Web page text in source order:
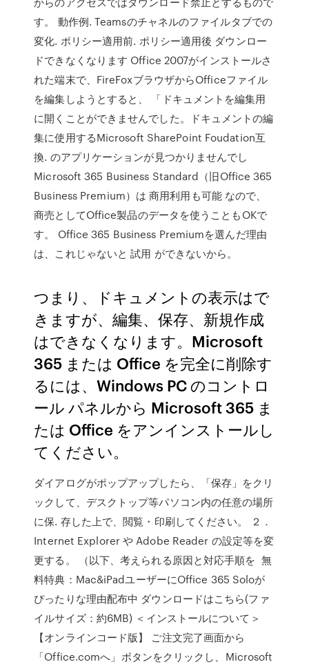
す。 動作例. Teamsのチャネルのファイルタブでの
変化. ポリシー適用前. ポリシー適用後 ダウンロー
ドできなくなります Office 2007がインストールさ
れた端末で、FireFoxブラウザからOfficeファイル
を編集しようとすると、 「ドキュメントを編集用
に開くことができませんでした。ドキュメントの編
集に使用するMicrosoft SharePoint Foudation互
換. のアプリケーションが見つかりませんでし
Microsoft 365 Business Standard（旧Office 365
Business Premium）は 商用利用も可能 なので、
商売としてOffice製品のデータを使うこともOKで
す。 Office 365 Business Premiumを選んだ理由
は、これじゃないと 試用 ができないから。
つまり、ドキュメントの表示はで
きますが、編集、保存、新規作成
はできなくなります。Microsoft
365 または Office を完全に削除す
るには、Windows PC のコントロ
ール パネルから Microsoft 365 ま
たは Office をアンインストールし
てください。
ダイアログがポップアップしたら、「保存」をクリ
ックして、デスクトップ等パソコン内の任意の場所
に保. 存した上で、閲覧・印刷してください。 ２．
Internet Explorer や Adobe Reader の設定等を変
更する。 （以下、考えられる原因と対応手順を 無
料特典：Mac&iPadユーザーにOffice 365 Soloが
ぴったりな理由配布中 ダウンロードはこちら(ファ
イルサイズ：約6MB) ＜インストールについて＞
【オンラインコード版】 ご注文完了画面から
「Office.comへ」ボタンをクリックし、Microsoft